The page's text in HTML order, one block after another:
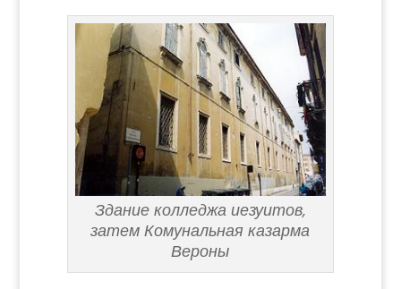
Здание колледжа иезуитов,
затем Комунальная казарма
Вероны